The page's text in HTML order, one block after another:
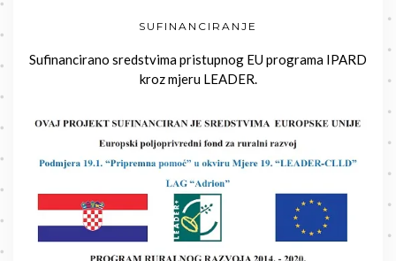
SUFINANCIRANJE
Sufinancirano sredstvima pristupnog EU programa IPARD
kroz mjeru LEADER.